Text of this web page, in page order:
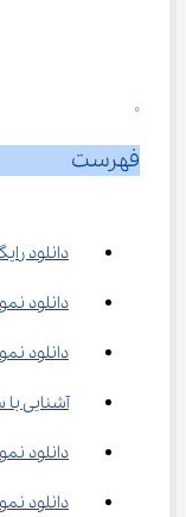
0
فهرست
دانلود
دانلود
دانلود
آشنایی
دانلود
دانلود